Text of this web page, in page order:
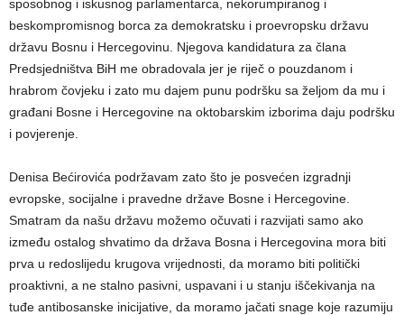
sposobnog i iskusnog parlamentarca, nekorumpiranog i
beskompromisnog borca za demokratsku i proevropsku državu
državu Bosnu i Hercegovinu. Njegova kandidatura za člana
Predsjedništva BiH me obradovala jer je riječ o pouzdanom i
hrabrom čovjeku i zato mu dajem punu podršku sa željom da mu i
građani Bosne i Hercegovine na oktobarskim izborima daju podršku
i povjerenje.
Denisa Bećirovića podržavam zato što je posvećen izgradnji
evropske, socijalne i pravedne države Bosne i Hercegovine.
Smatram da našu državu možemo očuvati i razvijati samo ako
između ostalog shvatimo da država Bosna i Hercegovina mora biti
prva u redoslijedu krugova vrijednosti, da moramo biti politički
proaktivni, a ne stalno pasivni, uspavani i u stanju iščekivanja na
tuđe antibosanske inicijative, da moramo jačati snage koje razumiju